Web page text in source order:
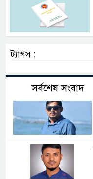
ট্যাগস :
সর্বশেষ সংবাদ